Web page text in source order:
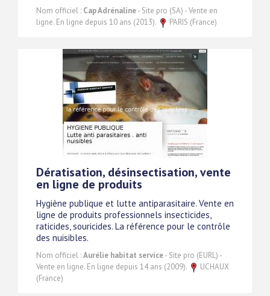
Nom officiel : Cap Adrénaline- Site pro (SA) - Vente en
ligne. En ligne depuis 10 ans (2013).
PARIS (France)
Dératisation, désinsectisation, vente
en ligne de produits
Hygiène publique et lutte antiparasitaire. Vente en
ligne de produits professionnels insecticides,
raticides, souricides. La référence pour le contrôle
des nuisibles.
Nom officiel :Aurélie habitat service- Site pro (EURL) -
Vente en ligne. En ligne depuis 14 ans (2009).
UCHAUX
(France)